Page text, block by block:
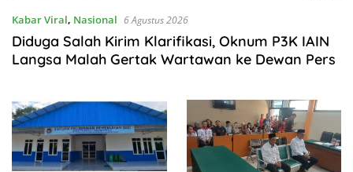
Kabar Viral, Nasional 6 Agustus 2026
Diduga Salah Kirim Klarifikasi, Oknum P3K IAIN
Langsa Malah Gertak Wartawan ke Dewan Pers